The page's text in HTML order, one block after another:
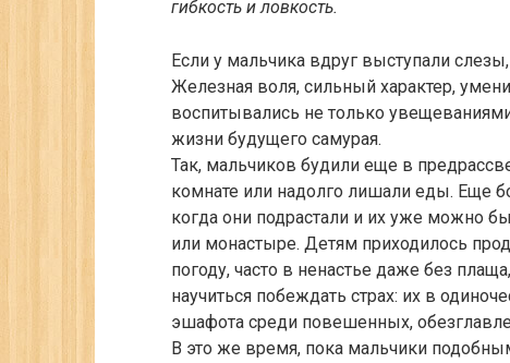
гибкость и ловкость.
Если у мальчика вдруг выступали
Железная воля, сильный характер,
воспитывались не только
жизни будущего самурая.
Так, мальчиков будили еще в
комнате или надолго лишали еды. Еще
когда они подрастали и их уже можно
или монастыре. Детям приходилось
погоду, часто в ненастье даже без
научиться побеждать страх: их в
эшафота среди повешенных,
В это же время, пока мальчики